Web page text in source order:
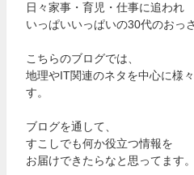
日々家事・育児・仕事に追われ
いっぱいいっぱいの30代のおっ
こちらのブログでは、
地理やIT関連のネタを中心に様
す。
ブログを通して、
すこしでも何か役立つ情報を
お届けできたらなと思ってます。